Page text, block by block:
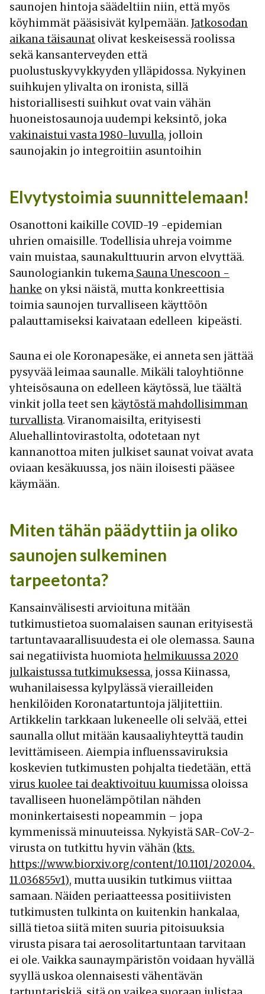
saunojen hintoja säädeltiin niin, että myös
köyhimmät pääsisivät kylpemään. Jatkosodan
aikana täisaunat olivat keskeisessä roolissa
sekä kansanterveyden että
puolustuskyvykkyyden ylläpidossa. Nykyinen
suihkujen ylivalta on ironista, sillä
historiallisesti suihkut ovat vain vähän
huoneistosaunoja uudempi keksintö, joka
vakinaistui vasta 1980-luvulla, jolloin
saunojakin jo integroitiin asuntoihin
Elvytystoimia suunnittelemaan!
Osanottoni kaikille COVID-19 -epidemian
uhrien omaisille. Todellisia uhreja voimme
vain muistaa, saunakulttuurin arvon elvyttää.
Saunologiankin tukema Sauna Unescoon -
hanke on yksi näistä, mutta konkreettisia
toimia saunojen turvalliseen käyttöön
palauttamiseksi kaivataan edelleen kipeästi.
Sauna ei ole Koronapesäke, ei anneta sen jättää
pysyvää leimaa saunalle. Mikäli taloyhtiönne
yhteisösauna on edelleen käytössä, lue täältä
vinkit jolla teet senkäytöstä mahdollisimman
turvallista. Viranomaisilta, erityisesti
Aluehallintovirastolta, odotetaan nyt
kannanottoa miten julkiset saunat voivat avata
oviaan kesäkuussa, jos näin iloisesti pääsee
käymään.
Miten tähän päädyttiin ja oliko
saunojen sulkeminen
tarpeetonta?
Kansainvälisesti arvioituna mitään
tutkimustietoa suomalaisen saunan erityisestä
tartuntavaarallisuudesta ei ole olemassa. Sauna
sai negatiivista huomiotahelmikuussa 2020
julkaistussa tutkimuksessa, jossa Kiinassa,
wuhanilaisessa kylpylässä vierailleiden
henkilöiden Koronatartuntoja jäljitettiin.
Artikkelin tarkkaan lukeneelle oli selvää, ettei
saunalla ollut mitään kausaaliyhteyttä taudin
levittämiseen. Aiempia influenssaviruksia
koskevien tutkimusten pohjalta tiedetään, että
virus kuolee tai deaktivoituu kuumissa oloissa
tavalliseen huonelämpötilan nähden
moninkertaisesti nopeammin – jopa
kymmenissä minuuteissa. Nykyistä SAR-CoV-2-
virusta on tutkittu hyvin vähän (kts.
https://www.biorxiv.org/content/10.1101/2020.04.
11.036855v1), mutta uusikin tutkimus viittaa
samaan. Näiden periaatteessa positiivisten
tutkimusten tulkinta on kuitenkin hankalaa,
sillä tietoa siitä miten suuria pitoisuuksia
virusta pisara tai aerosolitartuntaan tarvitaan
ei ole. Vaikka saunaympäristön voidaan hyvällä
syyllä uskoa olennaisesti vähentävän